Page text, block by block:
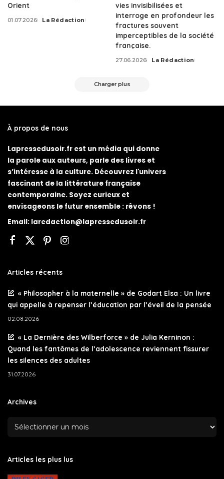
Orient
01.07.2026
Posted
La Rédaction
vies invisibilisées et
interroge en profondeur les
fractures souvent
imperceptibles de la société
française.
27.06.2026
Posted
La Rédaction
Charger plus
À propos de nous
Lapressedusoir.fr est un média qui donne
la parole aux auteurs, parle des livres et
s’intéresse à la culture. Découvrez l'univers
fascinant de la littérature française
contemporaine. Soyez curieux et
envisageons le futur ensemble : rêvons !
Email: laredaction@lapressedusoir.fr
Articles récents
« Philosopher à la maternelle » de Godart Elsa : Un livre
qui appelle à repenser l’éducation par l’éveil de la pensée
02.08.2026
« La Dernière des Wilberforce » de Julia Kerninon :
Quand les fantômes de l’adolescence reviennent fissurer
les silences des adultes
31.07.2026
Archives
Articles les plus lus